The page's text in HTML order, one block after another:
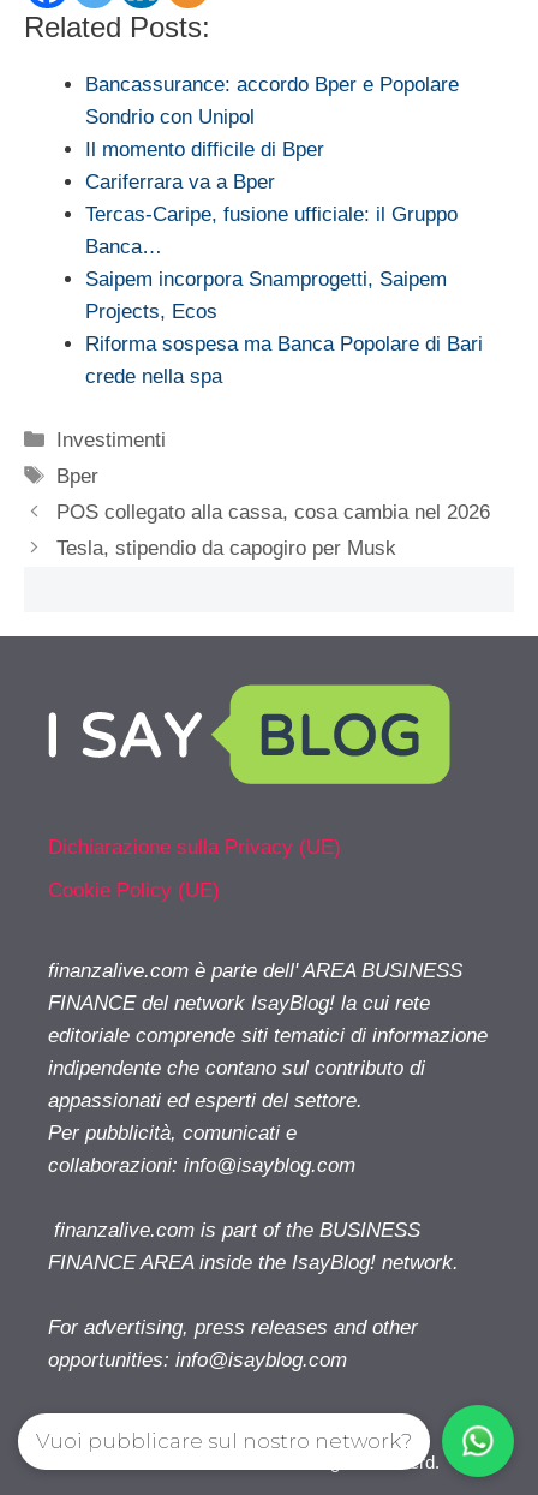
Related Posts:
Bancassurance: accordo Bper e Popolare
Sondrio con Unipol
Il momento difficile di Bper
Cariferrara va a Bper
Tercas-Caripe, fusione ufficiale: il Gruppo
Banca…
Saipem incorpora Snamprogetti, Saipem
Projects, Ecos
Riforma sospesa ma Banca Popolare di Bari
crede nella spa
Categorie
Investimenti
Tag
Bper
POS collegato alla cassa, cosa cambia nel 2026
Tesla, stipendio da capogiro per Musk
Dichiarazione sulla Privacy (UE)
Cookie Policy (UE)
finanzalive.com è parte dell' AREA BUSINESS
FINANCE del network IsayBlog! la cui rete
editoriale comprende siti tematici di informazione
indipendente che contano sul contributo di
appassionati ed esperti del settore.
Per pubblicità, comunicati e
collaborazioni: info@isayblog.com
finanzalive.com is part of the BUSINESS
FINANCE AREA inside the IsayBlog! network.
For advertising, press releases and other
opportunities: info@isayblog.com
Finanzalive.com © 2026. All right reserverd.
Vuoi pubblicare sul nostro network?